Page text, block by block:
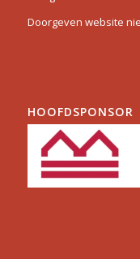
Doorgeven website
HOOFDSPONSOR